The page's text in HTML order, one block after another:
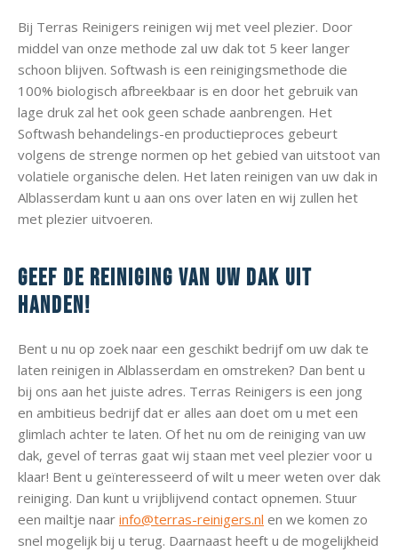
Bij Terras Reinigers reinigen wij met veel plezier. Door
middel van onze methode zal uw dak tot 5 keer langer
schoon blijven. Softwash is een reinigingsmethode die
100% biologisch afbreekbaar is en door het gebruik van
lage druk zal het ook geen schade aanbrengen. Het
Softwash behandelings-en productieproces gebeurt
volgens de strenge normen op het gebied van uitstoot van
volatiele organische delen. Het laten reinigen van uw dak in
Alblasserdam kunt u aan ons over laten en wij zullen het
met plezier uitvoeren.
Geef de reiniging van uw dak uit
handen!
Bent u nu op zoek naar een geschikt bedrijf om uw dak te
laten reinigen in Alblasserdam en omstreken? Dan bent u
bij ons aan het juiste adres. Terras Reinigers is een jong
en ambitieus bedrijf dat er alles aan doet om u met een
glimlach achter te laten. Of het nu om de reiniging van uw
dak, gevel of terras gaat wij staan met veel plezier voor u
klaar! Bent u geïnteresseerd of wilt u meer weten over dak
reiniging. Dan kunt u vrijblijvend contact opnemen. Stuur
een mailtje naar info@terras-reinigers.nl en we komen zo
snel mogelijk bij u terug. Daarnaast heeft u de mogelijkheid